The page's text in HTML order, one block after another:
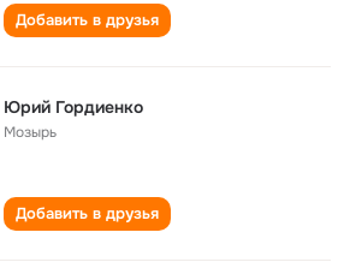
Добавить в друзья
Юрий Гордиенко
Мозырь
Добавить в друзья